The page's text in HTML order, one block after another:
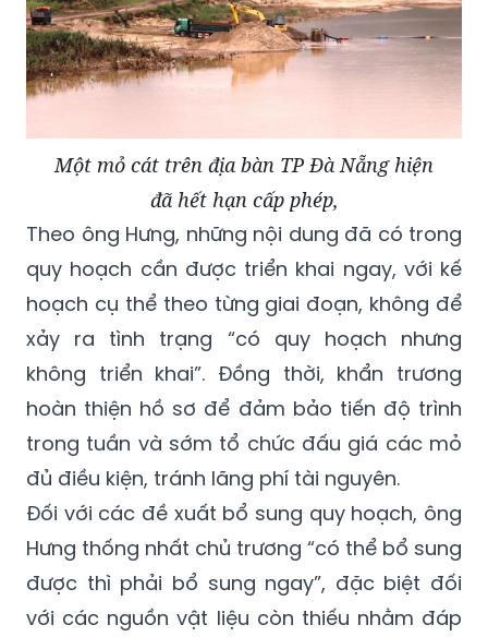
Một mỏ cát trên địa bàn TP Đà Nẵng hiện
đã hết hạn cấp phép,
Theo ông Hưng, những nội dung đã có trong
quy hoạch cần được triển khai ngay, với kế
hoạch cụ thể theo từng giai đoạn, không để
xảy ra tình trạng “có quy hoạch nhưng
không triển khai”. Đồng thời, khẩn trương
hoàn thiện hồ sơ để đảm bảo tiến độ trình
trong tuần và sớm tổ chức đấu giá các mỏ
đủ điều kiện, tránh lãng phí tài nguyên.
Đối với các đề xuất bổ sung quy hoạch, ông
Hưng thống nhất chủ trương “có thể bổ sung
được thì phải bổ sung ngay”, đặc biệt đối
với các nguồn vật liệu còn thiếu nhằm đáp